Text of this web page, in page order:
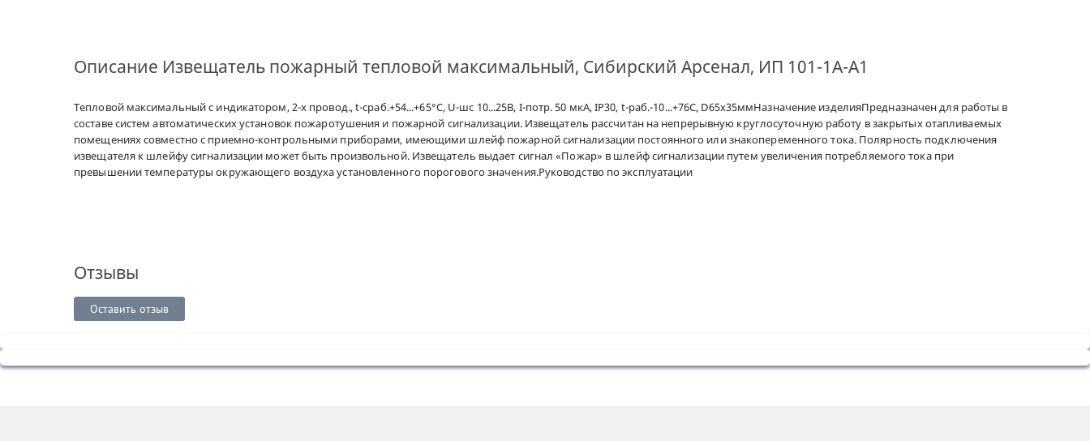
Описание Извещатель пожарный тепловой максимальный, Сибирский Арсенал, ИП 101-1А-А1
Тепловой максимальный с индикатором, 2-х провод., t-сраб.+54...+65°С, U-шс 10...25В, I-потр. 50 мкА, IP30, t-раб.-10...+76С, D65х35ммНазначение изделияПредназначен для работы в
составе систем автоматических установок пожаротушения и пожарной сигнализации. Извещатель рассчитан на непрерывную круглосуточную работу в закрытых отапливаемых
помещениях совместно с приемно-контрольными приборами, имеющими шлейф пожарной сигнализации постоянного или знакопеременного тока. Полярность подключения
извещателя к шлейфу сигнализации может быть произвольной. Извещатель выдает сигнал «Пожар» в шлейф сигнализации путем увеличения потребляемого тока при
превышении температуры окружающего воздуха установленного порогового значения.Руководство по эксплуатации
Отзывы
Оставить отзыв